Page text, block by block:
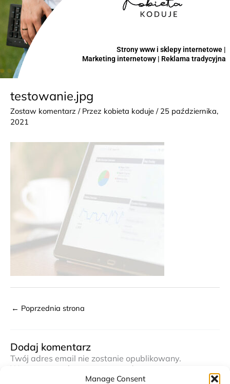
Manage Consent
Strony www i sklepy internetowe |
Marketing internetowy | Reklama tradycyjna
testowanie.jpg
Zostaw komentarz / Przez kobieta koduje / 25 października,
2021
← Poprzednia strona
Dodaj komentarz
Twój adres email nie zostanie opublikowany.
Wymagane pola są oznaczone
*